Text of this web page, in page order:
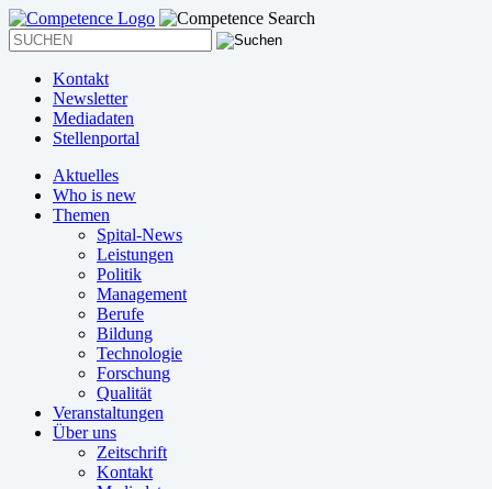
Kontakt
Newsletter
Mediadaten
Stellenportal
Aktuelles
Who is new
Themen
Spital-News
Leistungen
Politik
Management
Berufe
Bildung
Technologie
Forschung
Qualität
Veranstaltungen
Über uns
Zeitschrift
Kontakt